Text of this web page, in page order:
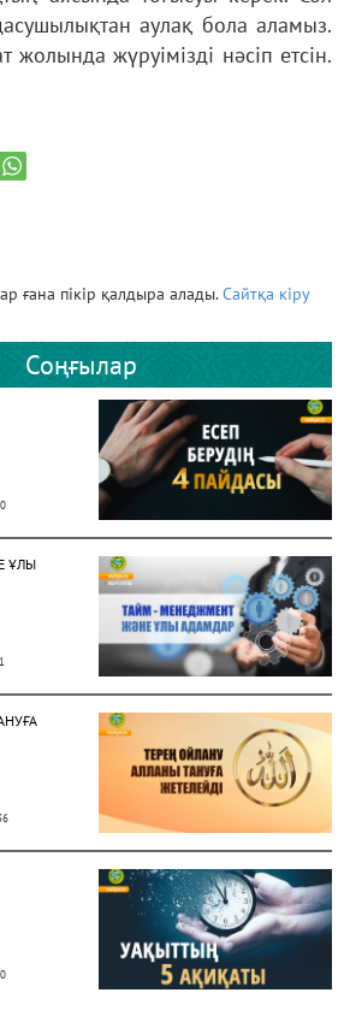
аулақ бола аламыз.
жолында жүруімізді нәсіп етсін.
ғана пікір қалдыра алады.Сайтқа кіру
Соңғылар
ҰЛЫ